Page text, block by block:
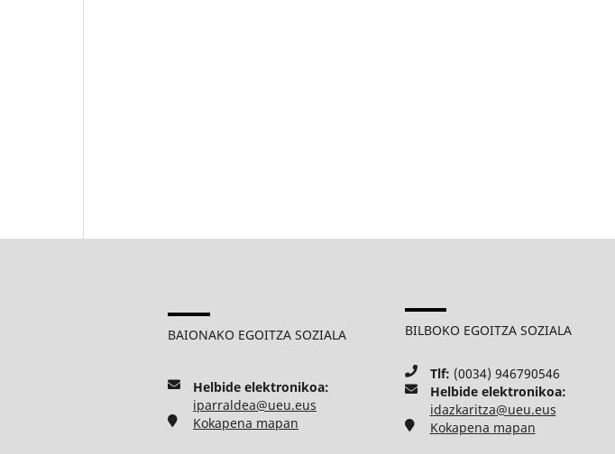
BAIONAKO EGOITZA SOZIALA
Helbide elektronikoa:
iparraldea@ueu.eus
Kokapena mapan
BILBOKO EGOITZA SOZIALA
Tlf: (0034) 946790546
Helbide elektronikoa:
idazkaritza@ueu.eus
Kokapena mapan